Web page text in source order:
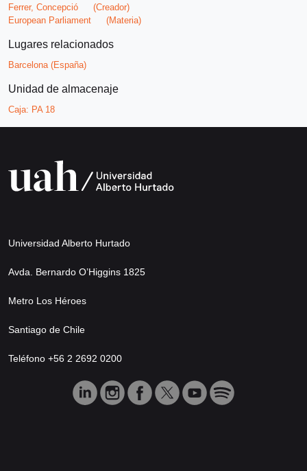
Ferrer, Concepció
(Creador)
European Parliament
(Materia)
Lugares relacionados
Barcelona (España)
Unidad de almacenaje
Caja: PA 18
Universidad Alberto Hurtado
Avda. Bernardo O’Higgins 1825
Metro Los Héroes
Santiago de Chile
Teléfono +56 2 2692 0200